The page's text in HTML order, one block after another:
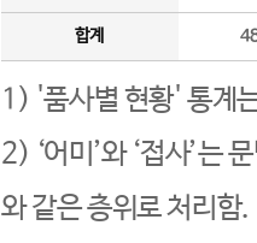
합계
1) '품사별 현황' 통계
2) ‘어미’와 ‘접사’는
와 같은 층위로 처리함.